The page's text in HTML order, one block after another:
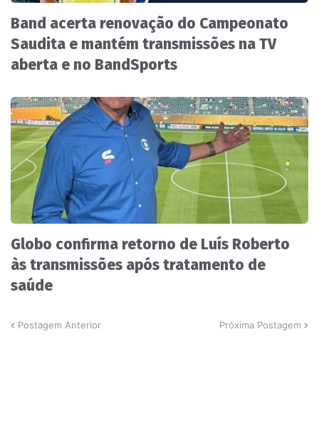
Band acerta renovação do Campeonato
Saudita e mantém transmissões na TV
aberta e no BandSports
Globo confirma retorno de Luís Roberto
às transmissões após tratamento de
saúde
Postagem Anterior Próxima Postagem